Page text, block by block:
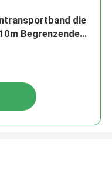
die
Begrenzende